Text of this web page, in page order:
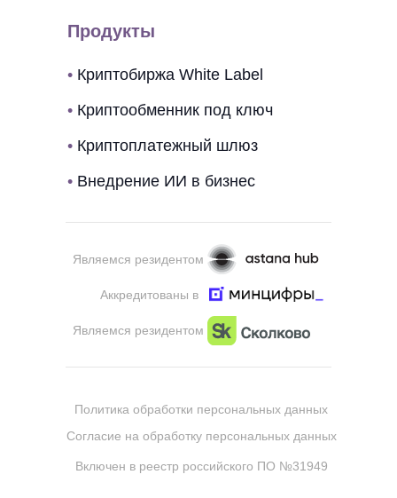
Политика обработки персональных данных
Согласие на обработку персональных данных
Включен в реестр российского ПО №31949
Аккредитованы в
Являемся резидентом
Являемся резидентом
• Криптобиржа White Label
• Криптообменник под ключ
• Криптоплатежный шлюз
• Внедрение ИИ в бизнес
Продукты